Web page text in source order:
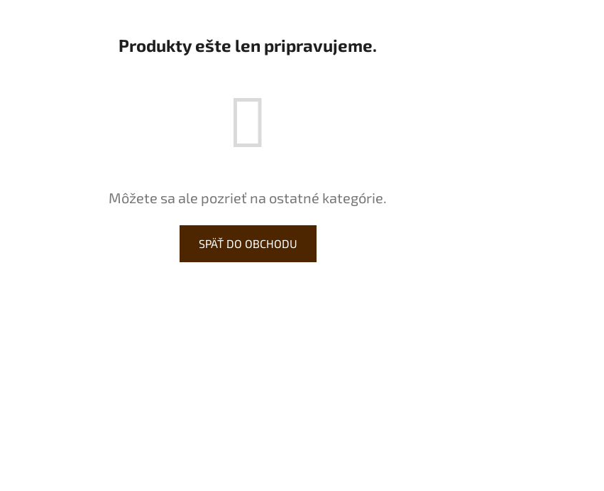
Produkty ešte len pripravujeme.
Môžete sa ale pozrieť na ostatné kategórie.
SPÄŤ DO OBCHODU